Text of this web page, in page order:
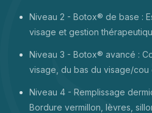
Niveau 2 - Botox® de base :
visage et gestion
Niveau 3 - Botox® avancé :
visage, du bas du visage/cou
Niveau 4 - Remplissage
Bordure vermillon, lèvres,